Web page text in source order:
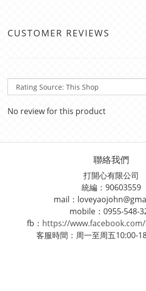
CUSTOMER REVIEWS
No review for this product
聯絡我們
打開心有限公司
統編：90603559
mail：
mobile：0955-548-
fb： https://
客服時間：周一至周五10:00-